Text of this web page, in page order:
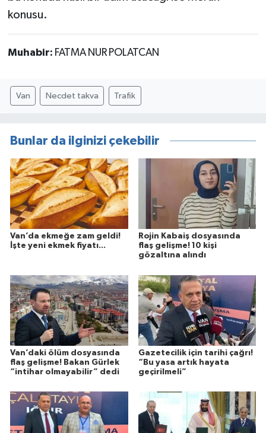
konusu.
Muhabir: FATMA NUR POLATCAN
Van Necdet takva Trafik
Bunlar da ilginizi çekebilir
Van’da ekmeğe zam geldi!
İşte yeni ekmek fiyatı...
Rojin Kabaiş dosyasında
flaş gelişme! 10 kişi
gözaltına alındı
Van’daki ölüm dosyasında
flaş gelişme! Bakan Gürlek
“intihar olmayabilir” dedi
Gazetecilik için tarihi çağrı!
“Bu yasa artık hayata
geçirilmeli”